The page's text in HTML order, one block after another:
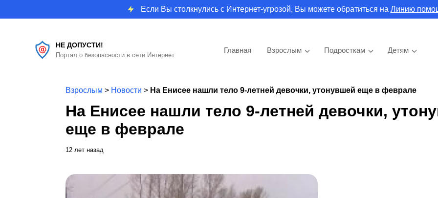
Если Вы столкнулись с Интернет-угрозой, Вы можете обратиться на Линию
НЕ ДОПУСТИ!
Портал о безопасности в сети Интернет
Главная Взрослым Подросткам Детям
Взрослым > Новости > На Енисее нашли тело 9-летней девочки, утонувшей еще в феврале
На Енисее нашли тело 9-летней девочки,
еще в феврале
12 лет назад